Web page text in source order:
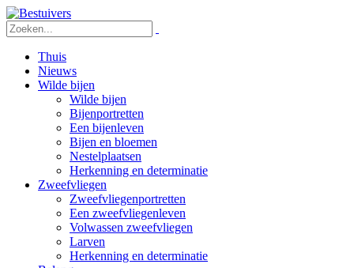
Thuis
Nieuws
Wilde bijen
Wilde bijen
Bijenportretten
Een bijenleven
Bijen en bloemen
Nestelplaatsen
Herkenning en determinatie
Zweefvliegen
Zweefvliegenportretten
Een zweefvliegenleven
Volwassen zweefvliegen
Larven
Herkenning en determinatie